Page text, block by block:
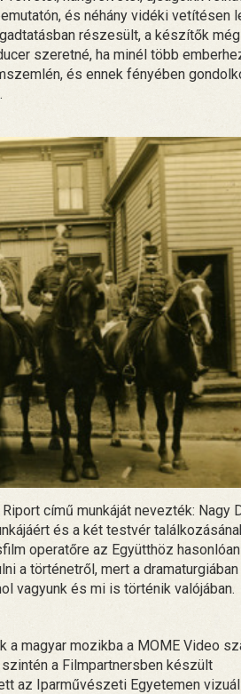
és néhány vidéki vetítésen
részesült, a készítők
szeretné, ha minél több
és ennek fényében
.
című munkáját nevezték: Nagy
és a két testvér
operatőre az Együtthöz
a történetről, mert a
vagyunk és mi is történik valójában.
magyar mozikba a MOME Video
a Filmpartnersben készült
az Iparművészeti Egyetemen